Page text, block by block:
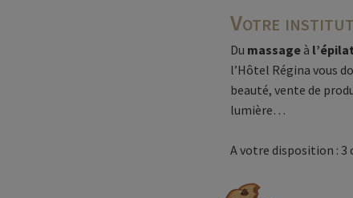
Votre institut
Du massage à
l’Hôtel Régina vous
beauté, vente de
lumière…
A votre disposition : 3